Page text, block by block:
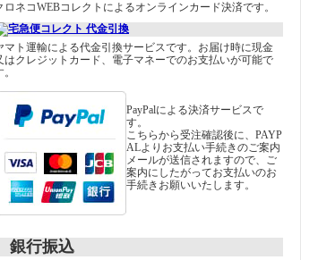
ロネコWEBコレクトによるオンラインカード決済です。
マト運輸による代金引換サービスです。お届け時に現金
はクレジットカード、電子マネーでのお支払いが可能で
PayPalによる決済サービスで
す。
こちらから受注確認後に、PAYP
ALよりお支払い手続きのご案内
メールが送信されますので、ご
案内にしたがってお支払いのお
手続きお願いいたします。
行振込